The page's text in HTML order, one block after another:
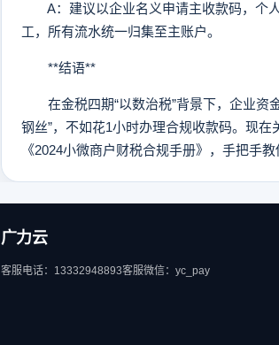
A：建议以企业名义申请主收款码，个人
工，所有流水统一归集至主账户。
**结语**
在金税四期“以数治税”背景下，企业资
钢丝”，不如花1小时办理合规收款码。现在
《2024小微商户财税合规手册》，手把手教
广力云
客服电话：13332948893客服微信：yc_pay